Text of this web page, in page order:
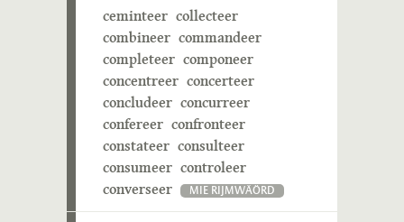
ceminteer collecteer
combineer commandeer
completeer componeer
concentreer concerteer
concludeer concurreer
confereer confronteer
constateer consulteer
consumeer controleer
converseer
MIE RIJMWÄÖRD